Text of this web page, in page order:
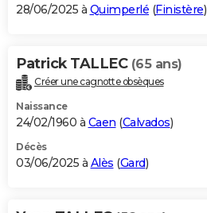
28/06/2025 à Quimperlé (Finistère)
Patrick TALLEC (65 ans)
Créer une cagnotte obsèques
Naissance
24/02/1960 à Caen (Calvados)
Décès
03/06/2025 à Alès (Gard)